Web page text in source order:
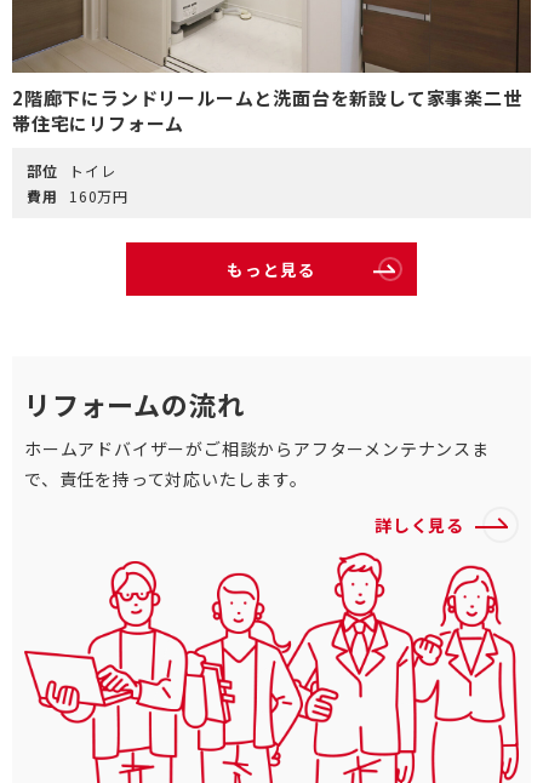
2階廊下にランドリールームと洗面台を新設して家事楽二世
帯住宅にリフォーム
部位
トイレ
費用
160万円
もっと見る
リフォームの流れ
ホームアドバイザーがご相談からアフターメンテナンスま
で、責任を持って対応いたします。
詳しく見る